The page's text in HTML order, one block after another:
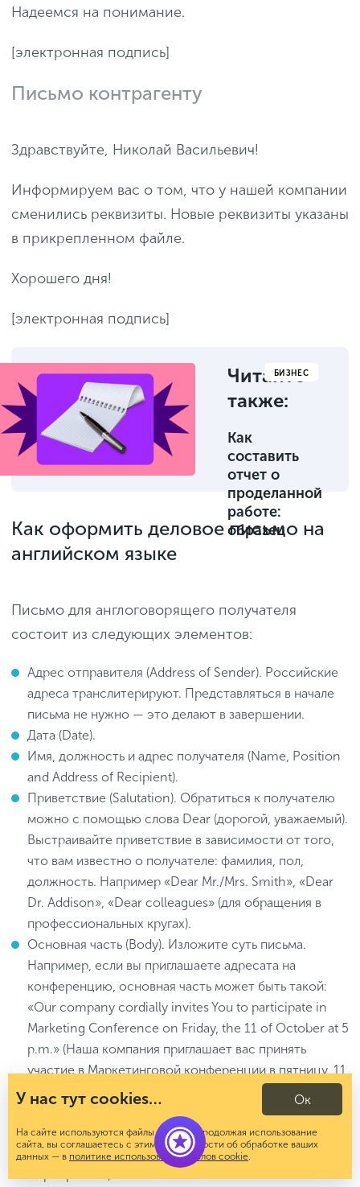
Надеемся на понимание.
[электронная подпись]
Письмо контрагенту
Здравствуйте, Николай Васильевич!
Информируем вас о том, что у нашей компании
сменились реквизиты. Новые реквизиты указаны
в прикрепленном файле.
Хорошего дня!
[электронная подпись]
БИЗНЕС
Читайте
также:
Как
составить
отчет о
проделанной
работе:
образец
Как оформить деловое письмо на
английском языке
Письмо для англоговорящего получателя
состоит из следующих элементов:
Адрес отправителя (Address of Sender). Российские
адреса транслитерируют. Представляться в начале
письма не нужно — это делают в завершении.
Дата (Date).
Имя, должность и адрес получателя (Name, Position
and Address of Recipient).
Приветствие (Salutation). Обратиться к получателю
можно с помощью слова Dear (дорогой, уважаемый).
Выстраивайте приветствие в зависимости от того,
что вам известно о получателе: фамилия, пол,
должность. Например «Dear Mr./Mrs. Smith», «Dear
Dr. Addison», «Dear colleagues» (для обращения в
профессиональных кругах).
Основная часть (Body). Изложите суть письма.
Например, если вы приглашаете адресата на
конференцию, основная часть может быть такой:
«Our company cordially invites You to participate in
Marketing Conference on Friday, the 11 of October at 5
p.m.» (Наша компания приглашает вас принять
участие в Маркетинговой конференции в пятницу, 11
октября, в 17:00).
Заключение (Closing). Например, сообщите, что
ждете встречи с адресатом: «We look forward to
seeing you at the event» (Будем рады видеть вас на
У нас тут cookies…
На сайте используются файлы cookies. Продолжая использование
сайта, вы соглашаетесь с этим. Подробности об обработке ваших
данных — в политике использования файлов cookie.
Ок